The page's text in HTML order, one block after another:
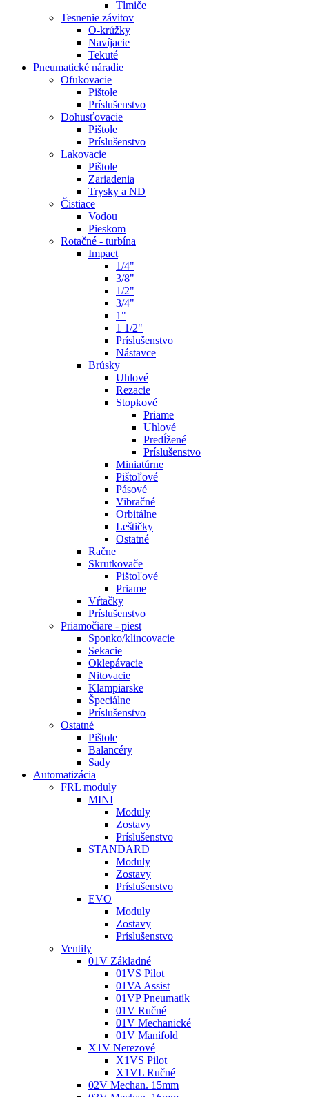
Tlmiče
Tesnenie závitov
O-krúžky
Navíjacie
Tekuté
Pneumatické náradie
Ofukovacie
Pištole
Príslušenstvo
Dohusťovacie
Pištole
Príslušenstvo
Lakovacie
Pištole
Zariadenia
Trysky a ND
Čistiace
Vodou
Pieskom
Rotačné - turbína
Impact
1/4"
3/8"
1/2"
3/4"
1"
1 1/2"
Príslušenstvo
Nástavce
Brúsky
Uhlové
Rezacie
Stopkové
Priame
Uhlové
Predĺžené
Príslušenstvo
Miniatúrne
Pištoľové
Pásové
Vibračné
Orbitálne
Leštičky
Ostatné
Račne
Skrutkovače
Pištoľové
Priame
Vŕtačky
Príslušenstvo
Priamočiare - piest
Sponko/klincovacie
Sekacie
Oklepávacie
Nitovacie
Klampiarske
Špeciálne
Príslušenstvo
Ostatné
Pištole
Balancéry
Sady
Automatizácia
FRL moduly
MINI
Moduly
Zostavy
Príslušenstvo
STANDARD
Moduly
Zostavy
Príslušenstvo
EVO
Moduly
Zostavy
Príslušenstvo
Ventily
01V Základné
01VS Pilot
01VA Assist
01VP Pneumatik
01V Ručné
01V Mechanické
01V Manifold
X1V Nerezové
X1VS Pilot
X1VL Ručné
02V Mechan. 15mm